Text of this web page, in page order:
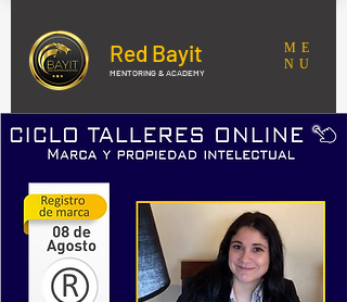
ME
NU
Red Bayit
MENTORING & ACADEMY